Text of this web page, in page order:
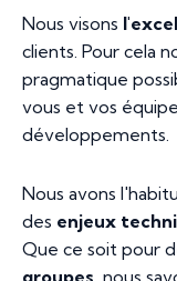
Nous visons
clients. Pour cela
pragmatique
vous et vos
développements.
Nous avons
des enjeux
Que ce soit pour
groupes, nous